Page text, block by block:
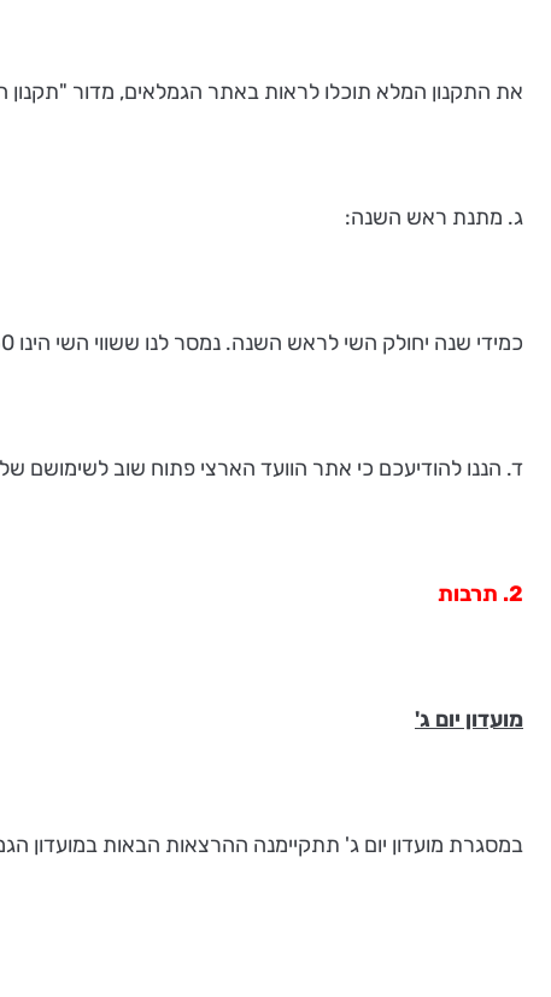
את התקנון המלא תוכלו לראות באתר הגמלאים, מדור "תקנון
ג. מתנת ראש השנה:
כמידי שנה יחולק השי לראש השנה. נמסר לנו ששווי השי הינו 750 ₪ וישלח בדואר רשום.
ד. הננו להודיעכם כי אתר הוועד הארצי פתוח שוב לשימושם
2. תרבות
מועדון יום ג'
במסגרת מועדון יום ג' תתקיימנה ההרצאות הבאות במועדון